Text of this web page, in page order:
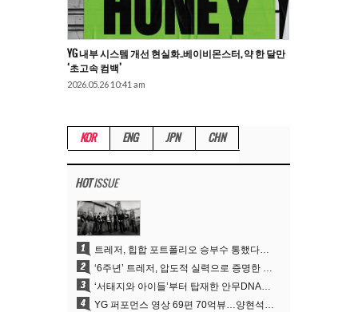
YG 내부 시스템 개선 현실화..베이비몬스터, 약 한 달만
‘초고속 컴백’
2026.05.26 10:41 am
KOR ENG JPN CHN
HOTISSUE
1 트레저, 힙합 포트폴리오 승부수 통했다…데뷔 6주년 새 도약
2 ‘6주년’ 트레저, 압도적 실력으로 증명한 ‘YG의 보물’ 진가
3 ‘서태지와 아이들’부터 탑재한 안무DNA…양현석, YG 퍼포먼스 비디오 70억 뷰 신화의 시작
4 YG 퍼포먼스 영상 69편 70억뷰…양현석 제작 철학 통했다